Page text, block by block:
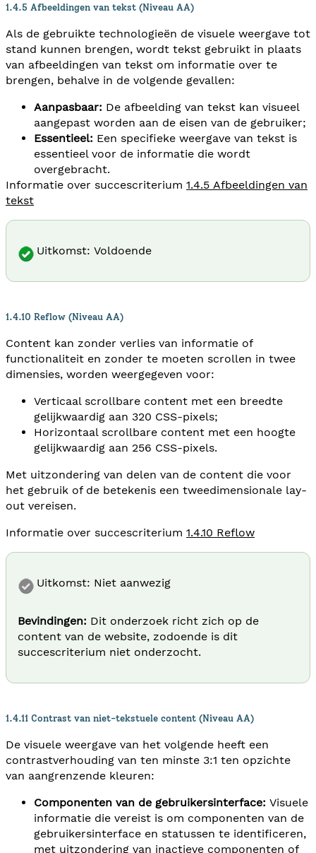
1.4.5 Afbeeldingen van tekst (Niveau AA)
Als de gebruikte technologieën de visuele weergave tot
stand kunnen brengen, wordt tekst gebruikt in plaats
van afbeeldingen van tekst om informatie over te
brengen, behalve in de volgende gevallen:
Aanpasbaar: De afbeelding van tekst kan visueel
aangepast worden aan de eisen van de gebruiker;
Essentieel: Een specifieke weergave van tekst is
essentieel voor de informatie die wordt
overgebracht.
Informatie over succescriterium 1.4.5 Afbeeldingen van
tekst
Uitkomst: Voldoende
1.4.10 Reflow (Niveau AA)
Content kan zonder verlies van informatie of
functionaliteit en zonder te moeten scrollen in twee
dimensies, worden weergegeven voor:
Verticaal scrollbare content met een breedte
gelijkwaardig aan 320 CSS-pixels;
Horizontaal scrollbare content met een hoogte
gelijkwaardig aan 256 CSS-pixels.
Met uitzondering van delen van de content die voor
het gebruik of de betekenis een tweedimensionale lay-
out vereisen.
Informatie over succescriterium 1.4.10 Reflow
Uitkomst: Niet aanwezig
Bevindingen: Dit onderzoek richt zich op de
content van de website, zodoende is dit
succescriterium niet onderzocht.
1.4.11 Contrast van niet-tekstuele content (Niveau AA)
De visuele weergave van het volgende heeft een
contrastverhouding van ten minste 3:1 ten opzichte
van aangrenzende kleuren:
Componenten van de gebruikersinterface: Visuele
informatie die vereist is om componenten van de
gebruikersinterface en statussen te identificeren,
met uitzondering van inactieve componenten of